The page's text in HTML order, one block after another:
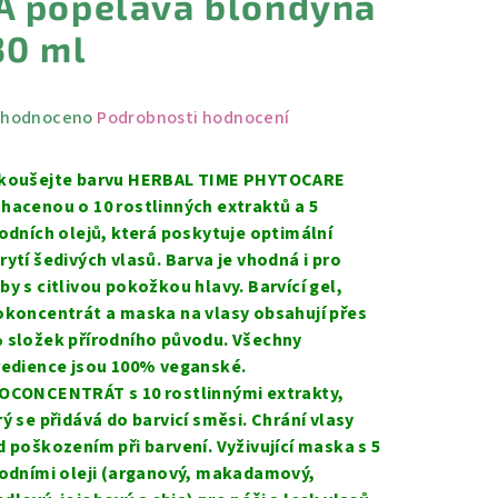
ml
Podrobnosti hodnocení
barvu HERBAL TIME PHYTOCARE
o 10 rostlinných extraktů a 5
olejů, která poskytuje optimální
šedivých vlasů. Barva je vhodná i pro
s citlivou pokožkou hlavy. Barvící gel,
a maska na vlasy obsahují přes
složek přírodního původu. Všechny
jsou 100% veganské.
s 10 rostlinnými extrakty,
se přidává do barvicí směsi. Chrání vlasy
poškozením při barvení. Vyživující maska s 5
oleji (arganový, makadamový,